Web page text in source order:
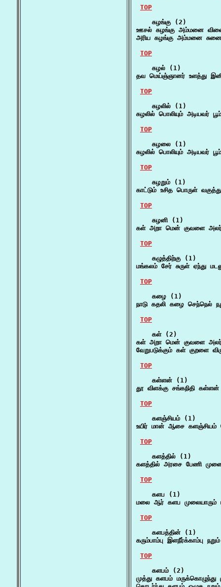
TOP
    கழங்கு (2)
ஊசல் கழங்கு அம்மனை
அரிய கழங்கு அம்மனை
TOP
    கழல் (1)
தவ மெய்ஞ்ஞானர் உளத்து
TOP
    கழலில் (1)
கழலில் பொலியும் அடியவர்
TOP
    கழலை (1)
கழலில் பொலியும் அடியவர்
TOP
    கழறும் (1)
காட்டும் உசித பொருள்
TOP
    கழனி (1)
கள் அறா மென் குவளை அலர்
TOP
    கழுத்திற்கு (1)
மங்கலம் சேர் சுருள் ஏந்து
TOP
    கழை (1)
நாடு கதலி கழை செந்நெல்
TOP
    கள் (2)
கள் அறா மென் குவளை அலர்
வேறுபடுக்கும் கள் குறளை
TOP
    கள்ளன் (1)
தூ விளக்கு சங்கநிதி
TOP
    களஞ்சியம் (1)
உயிர் மான் ஆசை
TOP
    களத்தில் (1)
களத்தில் அரசை பேணி
TOP
    களப (1)
மலை ஆர் களப முலையாரும்
TOP
    களபத்தின் (1)
கரும்பாம்பு இளநீர்க்காம்பு
TOP
    களபம் (2)
முத்து களபம்